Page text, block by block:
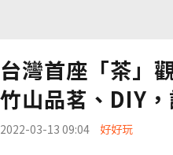
台灣首座「茶」
竹山品茗、DIY
2022-03-13 09:04 好好玩